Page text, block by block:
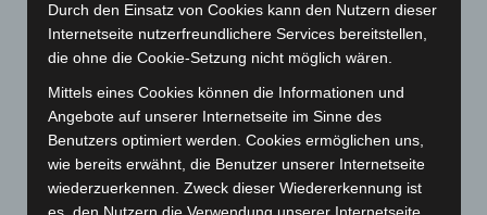
August 2023 (134)
Juli 2023(118)
Juni 2023(142)
Mai 2023(139)
April 2023(155)
März 2023(174)
Durch den Einsatz von Cookies kann den Nutzern dieser
Internetseite nutzerfreundlichere Services bereitstellen,
die ohne die Cookie-Setzung nicht möglich wären.
Mittels eines Cookies können die Informationen und
Angebote auf unserer Internetseite im Sinne des
Benutzers optimiert werden. Cookies ermöglichen uns,
wie bereits erwähnt, die Benutzer unserer Internetseite
wiederzuerkennen. Zweck dieser Wiedererkennung ist